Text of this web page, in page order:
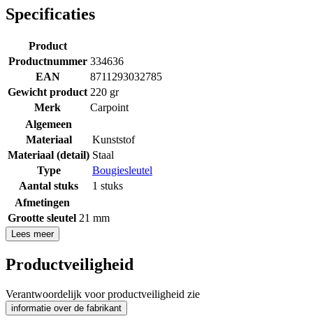
Specificaties
Product
Productnummer 334636
EAN
8711293032785
Gewicht product 220 gr
Merk
Carpoint
Algemeen
Materiaal
Kunststof
Materiaal (detail) Staal
Type
Bougiesleutel
Aantal stuks
1 stuks
Afmetingen
Grootte sleutel 21 mm
Lees meer
Productveiligheid
Verantwoordelijk voor productveiligheid zie
informatie over de fabrikant